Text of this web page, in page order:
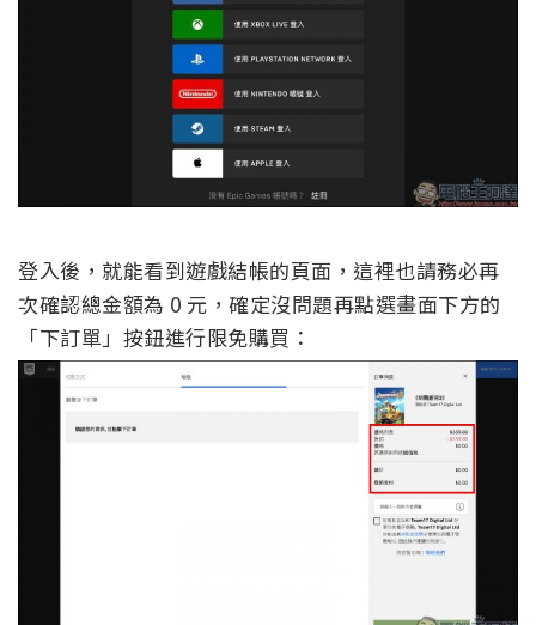
登入後，就能看到遊戲結帳的頁面，這裡也請務必再
次確認總金額為 0 元，確定沒問題再點選畫面下方的
「下訂單」按鈕進行限免購買：